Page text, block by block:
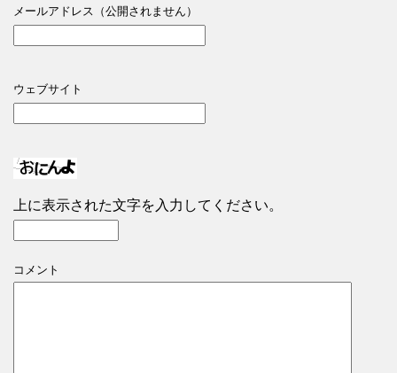
メールアドレス（公開されません）
ウェブサイト
上に表示された文字を入力してください。
コメント